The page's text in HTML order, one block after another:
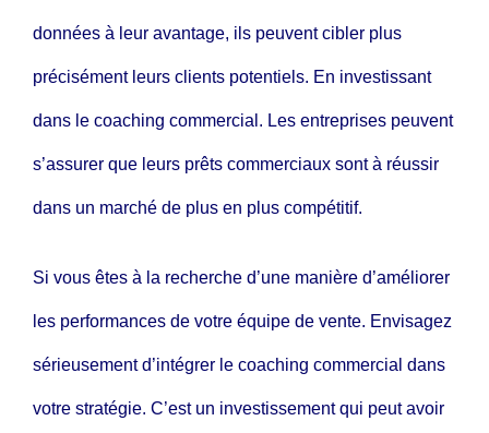
données à leur avantage, ils peuvent cibler plus
précisément leurs clients potentiels. En investissant
dans le coaching commercial. Les entreprises peuvent
s’assurer que leurs prêts commerciaux sont à réussir
dans un marché de plus en plus compétitif.
Si vous êtes à la recherche d’une manière d’améliorer
les performances de votre équipe de vente. Envisagez
sérieusement d’intégrer le coaching commercial dans
votre stratégie. C’est un investissement qui peut avoir